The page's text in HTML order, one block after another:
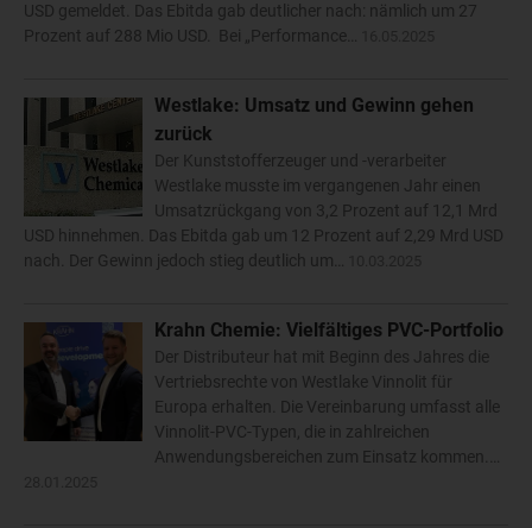
USD gemeldet. Das Ebitda gab deutlicher nach: nämlich um 27
Prozent auf 288 Mio USD. Bei „Performance…
Westlake: Umsatz und Gewinn gehen
zurück
Der Kunststofferzeuger und -verarbeiter
Westlake musste im vergangenen Jahr einen
Umsatzrückgang von 3,2 Prozent auf 12,1 Mrd
USD hinnehmen. Das Ebitda gab um 12 Prozent auf 2,29 Mrd USD
nach. Der Gewinn jedoch stieg deutlich um…
Krahn Chemie: Vielfältiges PVC-Portfolio
Der Distributeur hat mit Beginn des Jahres die
Vertriebsrechte von Westlake Vinnolit für
Europa erhalten. Die Vereinbarung umfasst alle
Vinnolit-PVC-Typen, die in zahlreichen
Anwendungsbereichen zum Einsatz kommen.…